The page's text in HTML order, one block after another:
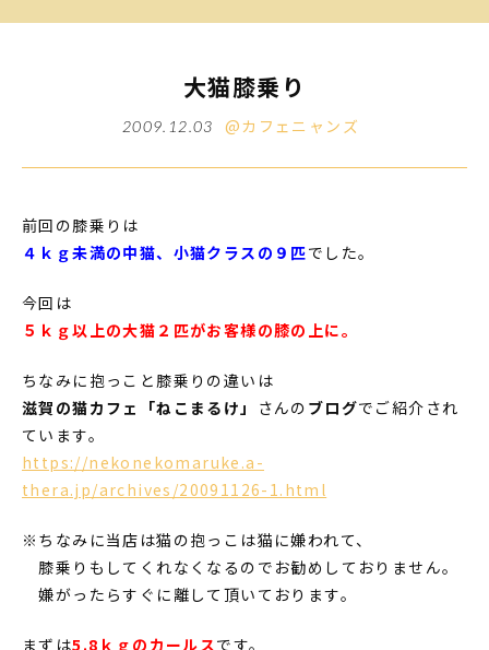
大猫膝乗り
2009.12.03 @カフェニャンズ
前回の膝乗りは
４ｋｇ未満の中猫、小猫クラスの９匹でした。
今回は
５ｋｇ以上の大猫２匹がお客様の膝の上に。
ちなみに抱っこと膝乗りの違いは
滋賀の猫カフェ「ねこまるけ」
さんの ブログでご紹介され
ています。
https://nekonekomaruke.a-
thera.jp/archives/20091126-1.html
※ちなみに当店は猫の抱っこは猫に嫌われて、
膝乗りもしてくれなくなるのでお勧めしておりません。
嫌がったらすぐに離して頂いております。
まずは5.8ｋｇのカールスです。